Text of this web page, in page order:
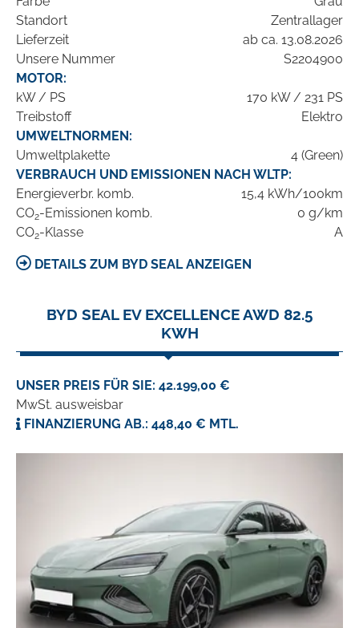
Standort
Zentrallager
Lieferzeit
ab ca. 13.08.2026
Unsere Nummer
S2204900
MOTOR:
kW / PS
170 kW / 231 PS
Treibstoff
Elektro
UMWELTNORMEN:
Umweltplakette
4 (Green)
VERBRAUCH UND EMISSIONEN NACH WLTP:
Energieverbr. komb.
15,4 kWh/100km
CO2-Emissionen komb.
0 g/km
CO2-Klasse A
DETAILS ZUM BYD SEAL ANZEIGEN
BYD SEAL EV EXCELLENCE AWD 82.5
KWH
UNSER PREIS FÜR SIE: 42.199,00 €
MwSt. ausweisbar
FINANZIERUNG AB.: 448,40 € MTL.